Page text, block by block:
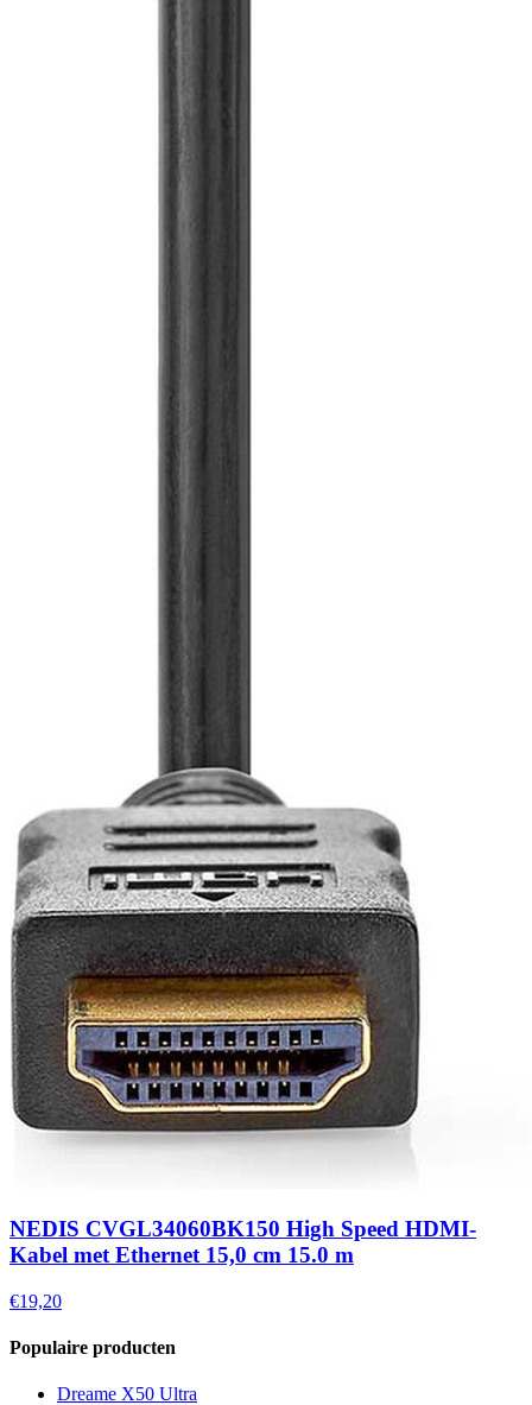
NEDIS CVGL34060BK150 High Speed ​​HDMI-
Kabel met Ethernet 15,0 cm 15.0 m
€19,20
Populaire producten
Dreame X50 Ultra